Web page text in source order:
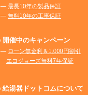
― 最長10年の製品保証
― 無料10年の工事保証
開催中のキャンペーン
― ローン無金利＆1,000円割引
―エコジョーズ無料7年保証
給湯器ドットコムについて